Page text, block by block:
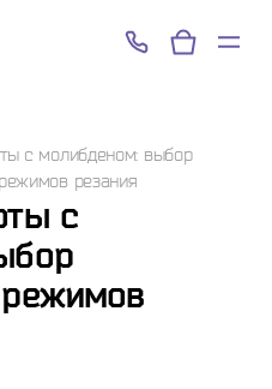
с молибденом: выбор
резания
с